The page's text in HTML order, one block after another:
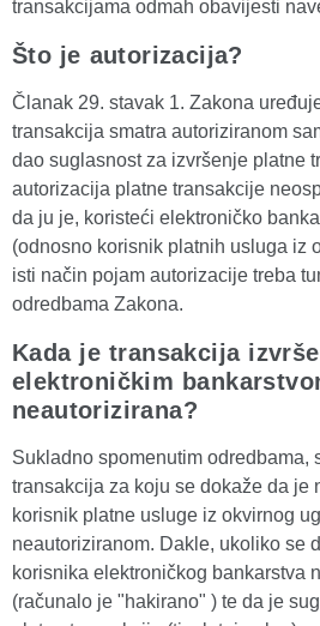
transakcijama odmah obavijesti
Što je autorizacija?
Članak 29. stavak 1. Zakona
transakcija smatra autoriziranom
dao suglasnost za izvršenje platne
autorizacija platne transakcije
da ju je, koristeći elektroničko
(odnosno korisnik platnih usluga iz
isti način pojam autorizacije treba
odredbama Zakona.
Kada je transakcija
elektroničkim
neautorizirana?
Sukladno spomenutim odredbama,
transakcija za koju se dokaže da je
korisnik platne usluge iz okvirnog
neautoriziranom. Dakle, ukoliko se
korisnika elektroničkog bankarstva
(računalo je "hakirano" ) te da je